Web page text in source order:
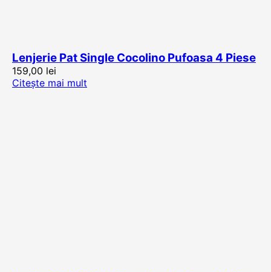
Lenjerie Pat Single Cocolino Pufoasa 4 Piese
159,00 lei
Citește mai mult